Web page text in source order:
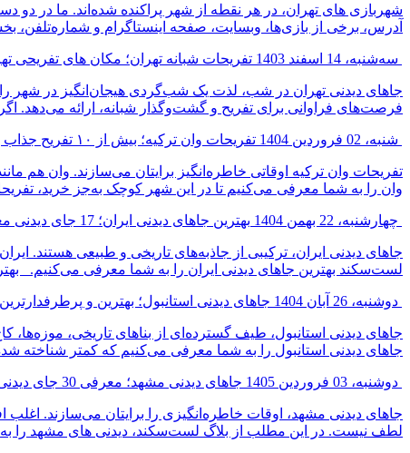
شهربازی های تهران، در هر نقطه از شهر پراکنده شده‌اند. ما در
آدرس، برخی از بازی‌ها، وبسایت، صفحه اینستاگرام و شماره‌تلفن،
سه‌شنبه، 14 اسفند 1403 تفریحات شبانه تهران؛ مکان های
جاهای دیدنی تهران در شب، لذت یک شب‌گردی هیجان‌انگیز در شهر را
فرصت‌های فراوانی برای تفریح و گشت‌وگذار شبانه، ارائه می‌دهد.
شنبه، 02 فروردین 1404 تفریحات وان ترکیه؛ بیش از ۱۰ تفریح جذاب با قیمت و آدرس
تفریحات وان ترکیه اوقاتی خاطره‌انگیز برایتان می‌سازند. وان هم
وان را به شما معرفی می‌کنیم تا در این شهر کوچک به‌جز خرید،
چهارشنبه، 22 بهمن 1404 بهترین جاهای دیدنی ایران؛ 17 جای دیدنی معروف در ایران
جاهای دیدنی ایران، ترکیبی از جاذبه‌های تاریخی و طبیعی هستند.
لست‌سکند بهترین جاهای دیدنی ایران را به شما معرفی می‌کنیم.
دوشنبه، 26 آبان 1404 جاهای دیدنی استانبول؛ بهترین و
جاهای دیدنی استانبول، طیف گسترده‌ای از بناهای تاریخی،
جاهای دیدنی استانبول را به شما معرفی می‌کنیم که کمتر شناخته
دوشنبه، 03 فروردین 1405 جاهای دیدنی مشهد؛ معرفی 30 جای دیدنی در مشهد
جاهای دیدنی مشهد، اوقات خاطره‌انگیزی را برایتان می‌‌سازند. اغلب
لطف نیست. در این مطلب از بلاگ لست‌سکند، دیدنی های مشهد را به